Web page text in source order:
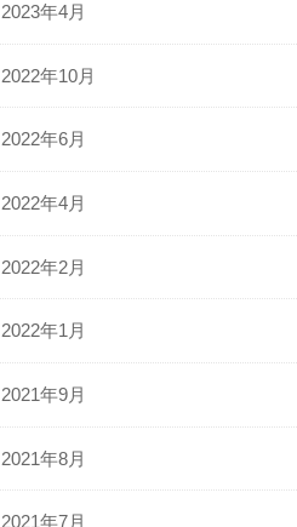
2023年4月
2022年10月
2022年6月
2022年4月
2022年2月
2022年1月
2021年9月
2021年8月
2021年7月